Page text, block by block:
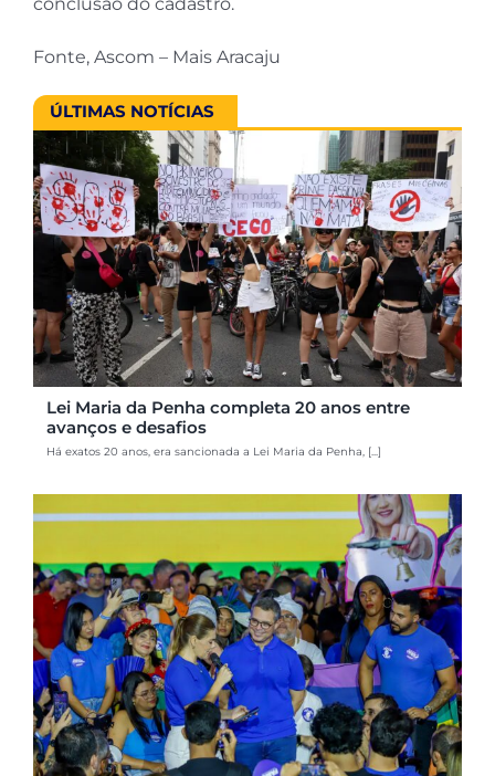
Fonte, Ascom – Mais Aracaju
ÚLTIMAS NOTÍCIAS
Lei Maria da Penha completa 20 anos entre
avanços e desafios
Há exatos 20 anos, era sancionada a Lei Maria da Penha, [...]